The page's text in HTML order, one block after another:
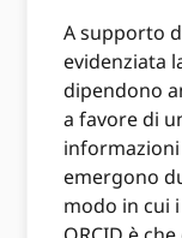
A supporto
evidenziata
dipendono
a favore di
emergono
modo in cui